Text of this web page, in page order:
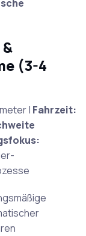
(3-4
| Fahrzeit: